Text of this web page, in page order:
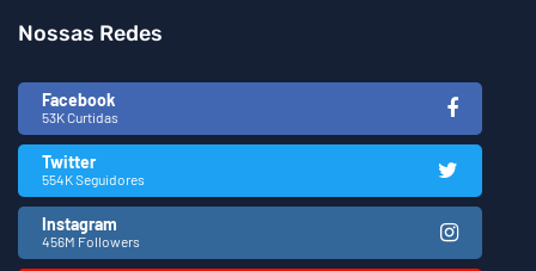
Nossas Redes
Facebook
53K Curtidas
Twitter
554K Seguidores
Instagram
456M Followers